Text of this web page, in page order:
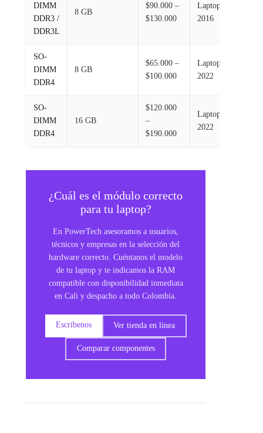
DIMM
DDR3 /
DDR3L
8 GB
$90.000 –
$130.000
Laptops 2012–
2016
SO-
DIMM
DDR4
8 GB
$65.000 –
$100.000
Laptops 2016–
2022
SO-
DIMM
DDR4
16 GB
$120.000
–
$190.000
Laptops 2016–
2022
¿Cuál es el módulo correcto
para tu laptop?
En PowerTech asesoramos a usuarios,
técnicos y empresas en la selección del
hardware correcto. Cuéntanos el modelo
de tu laptop y te indicamos la RAM
compatible con disponibilidad inmediata
en Cali y despacho a todo Colombia.
Escríbenos Ver tienda en línea
Comparar componentes